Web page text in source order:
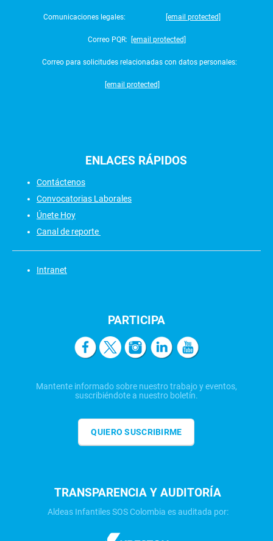
Comunicaciones legales: [email protected]
Correo PQR: [email protected]
Correo para solicitudes relacionadas con datos personales:
[email protected]
ENLACES RÁPIDOS
Contáctenos
Convocatorias Laborales
Únete Hoy
Canal de reporte
Intranet
PARTICIPA
Mantente informado sobre nuestro trabajo y eventos,
suscribiéndote a nuestro boletín.
QUIERO SUSCRIBIRME
TRANSPARENCIA Y AUDITORÍA
Aldeas Infantiles SOS Colombia es auditada por: